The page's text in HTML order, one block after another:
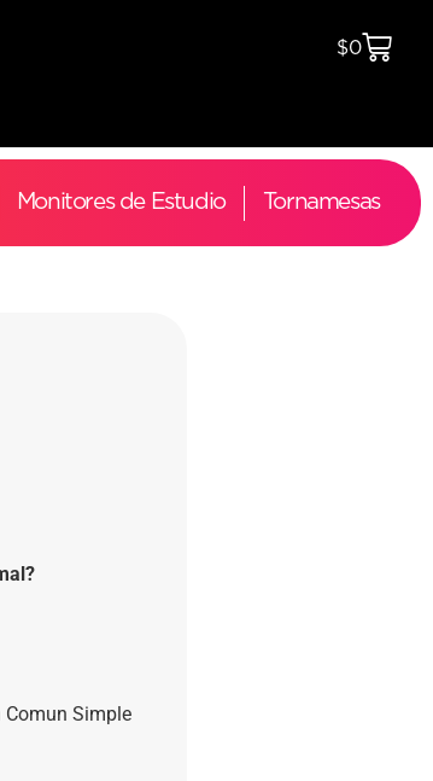
$0
Monitores de Estudio Tornamesas
Comun Simple